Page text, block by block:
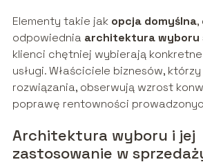
Elementy takie jak opcja domyślna,
odpowiednia architektura wyboru
klienci chętniej wybierają
usługi. Właściciele biznesów,
rozwiązania, obserwują wzrost
poprawę rentowności
Architektura wyboru i jej
zastosowanie w